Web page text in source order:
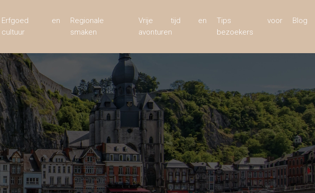
Erfgoed en
cultuur
Regionale
smaken
Vrije tijd en
avonturen
Tips voor
bezoekers
Blog